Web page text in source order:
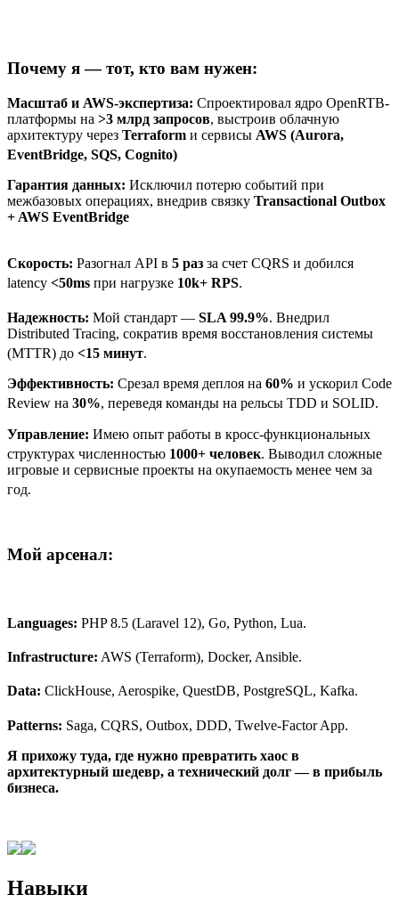
Почему я — тот, кто вам нужен:
Масштаб и AWS-экспертиза: Спроектировал ядро OpenRTB-
платформы на >3 млрд запросов, выстроив облачную
архитектуру через Terraform и сервисы AWS (Aurora,
EventBridge, SQS, Cognito)
Гарантия данных: Исключил потерю событий при
межбазовых операциях, внедрив связку Transactional Outbox
+ AWS EventBridge
Скорость: Разогнал API в 5 раз за счет CQRS и добился
latency <50ms при нагрузке 10k+ RPS.
Надежность: Мой стандарт — SLA 99.9%. Внедрил
Distributed Tracing, сократив время восстановления системы
(MTTR) до <15 минут.
Эффективность: Срезал время деплоя на 60% и ускорил Code
Review на 30%, переведя команды на рельсы TDD и SOLID.
Управление: Имею опыт работы в кросс-функциональных
структурах численностью 1000+ человек. Выводил сложные
игровые и сервисные проекты на окупаемость менее чем за
год.
Мой арсенал:
Languages: PHP 8.5 (Laravel 12), Go, Python, Lua.
Infrastructure: AWS (Terraform), Docker, Ansible.
Data: ClickHouse, Aerospike, QuestDB, PostgreSQL, Kafka.
Patterns: Saga, CQRS, Outbox, DDD, Twelve-Factor App.
Я прихожу туда, где нужно превратить хаос в
архитектурный шедевр, а технический долг — в прибыль
бизнеса.
Навыки